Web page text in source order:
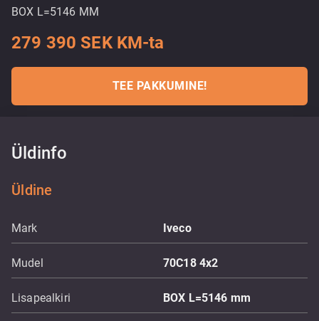
BOX L=5146 MM
279 390 SEK KM-ta
TEE PAKKUMINE!
Üldinfo
Üldine
Mark Iveco
Mudel 70C18 4x2
Lisapealkiri BOX L=5146 mm